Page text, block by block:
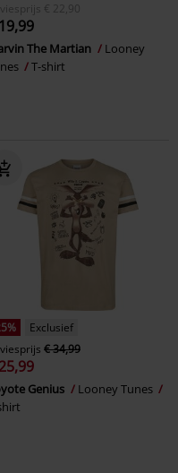
€ 22,90
The Martian
Looney
T-shirt
Exclusief
€ 34,99
Genius
Looney Tunes